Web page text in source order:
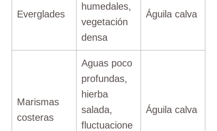
Everglades
humedales,
vegetación
densa
Águila calva
Marismas
costeras
Aguas poco
profundas,
hierba
salada,
fluctuacione
Águila calva